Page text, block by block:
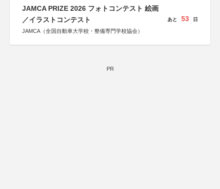
JAMCA PRIZE 2026 フォトコンテスト 絵画
／イラストコンテスト
JAMCA（全国自動車大学校・整備専門学校協会）
あと 53 日
PR